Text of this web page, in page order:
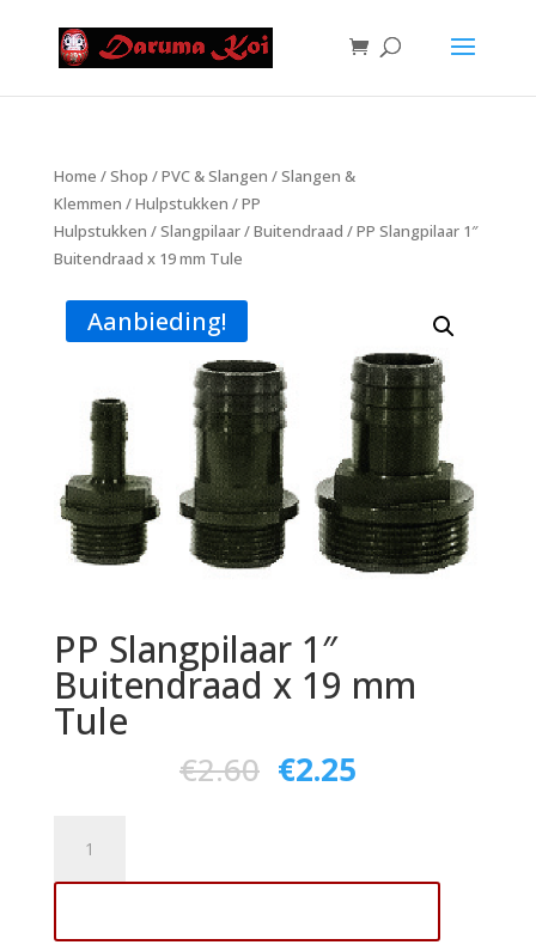
Home /Shop /PVC & Slangen /Slangen &
Klemmen /Hulpstukken /PP
Hulpstukken /Slangpilaar/Buitendraad / PP Slangpilaar 1″
Buitendraad x 19 mm Tule
Aanbieding!
PP Slangpilaar 1″
Buitendraad x 19 mm
Tule
€2.60 €2.25
Slangpilaar
1"
x